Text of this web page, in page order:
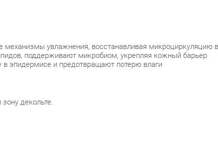
механизмы увлажнения, восстанавливая микроциркуляцию
поддерживают микробиом, укрепляя кожный барьер
в эпидермисе и предотвращают потерю влаги
декольте.